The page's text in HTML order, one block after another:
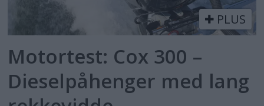
PLUS
Motortest: Cox 300 –
Dieselpåhenger med lang